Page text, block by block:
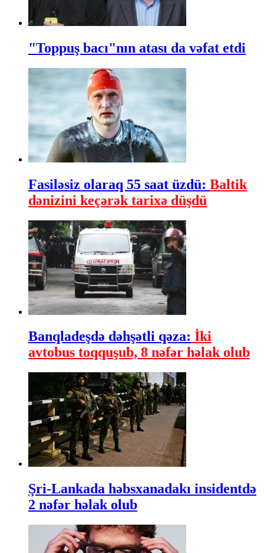
"Toppuş bacı"nın atası da vəfat etdi
Fasiləsiz olaraq 55 saat üzdü: Baltik
dənizini keçərək tarixə düşdü
Banqladeşdə dəhşətli qəza: İki
avtobus toqquşub, 8 nəfər həlak olub
Şri-Lankada həbsxanadakı insidentdə
2 nəfər həlak olub